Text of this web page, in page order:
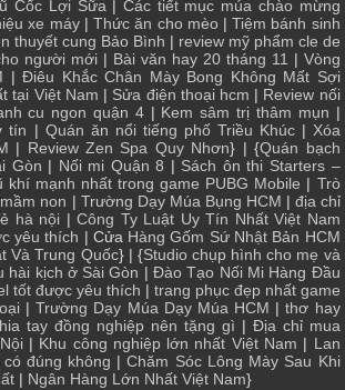
Cốc Lợi Sữa | Các tiết mục múa chào mừng
xe máy|Thức ăn cho mèo|Tiệm bánh sinh
thuyết cung Bảo Bình | review mỹ phẩm cle de
người mới| Bài văn hay 20 tháng 11 | Vòng
|Điêu Khắc Chân Mày Bong Không Mất Sợi
tại Việt Nam | Sửa điện thoại hcm | Review nối
cu ngon quận 4| Kem sâm trị thâm mụn |
tín | Quán ăn nổi tiếng phố Triều Khúc| Xóa
| Review Zen Spa Quy Nhơn} | {Quán bạch
Gòn | Nối mi Quận 8 | Sách ôn thi Starters –
khí mạnh nhất trong game PUBG Mobile | Trò
non | Trường Dạy Múa Bụng HCM | địa chỉ
hà nội |Công Ty Luật Uy Tín Nhất Việt Nam
yêu thích | Cửa Hàng Gốm Sứ Nhật Bản HCM
Và Trung Quốc} | {Studio chụp hình cho mẹ và
hài kịch ở Sài Gòn |Đào Tạo Nối Mi Hàng Đầu
tốt được yêu thích | trang phục đẹp nhất game
|Trường Dạy Múa Dạy Múa HCM |thơ hay
tay đồng nghiệp nên tặng gì | Địa chỉ mua
| Khu công nghiệp lớn nhất Việt Nam | Lan
đúng không |Chăm Sóc Lông Mày Sau Khi
| Ngân Hàng Lớn Nhất Việt Nam}